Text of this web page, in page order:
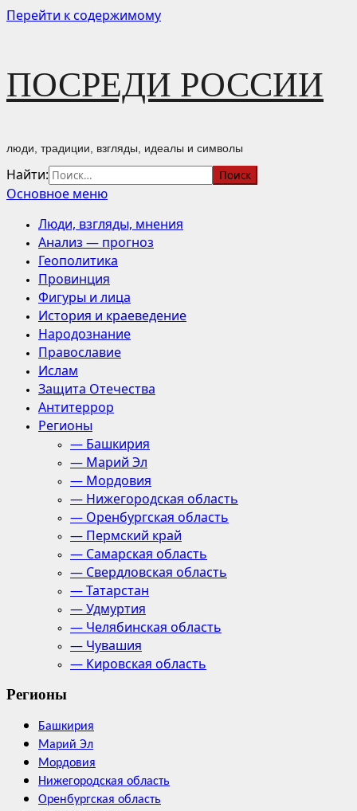
Перейти к содержимому
ПОСРЕДИ РОССИИ
люди, традиции, взгляды, идеалы и символы
Найти:
Основное меню
Люди, взгляды, мнения
Анализ — прогноз
Геополитика
Провинция
Фигуры и лица
История и краеведение
Народознание
Православие
Ислам
Защита Отечества
Антитеррор
Регионы
— Башкирия
— Марий Эл
— Мордовия
— Нижегородская область
— Оренбургская область
— Пермский край
— Самарская область
— Свердловская область
— Татарстан
— Удмуртия
— Челябинская область
— Чувашия
— Кировская область
Регионы
Башкирия
Марий Эл
Мордовия
Нижегородская область
Оренбургская область